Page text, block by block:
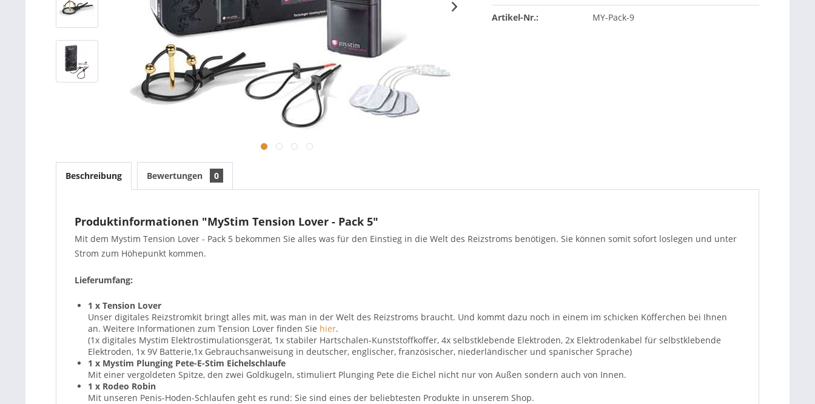
Artikel-Nr.: MY-Pack-9
Beschreibung Bewertungen 0
Produktinformationen "MyStim Tension Lover - Pack 5"
Mit dem Mystim Tension Lover - Pack 5 bekommen Sie alles was für den Einstieg in die Welt des Reizstroms benötigen. Sie können somit sofort loslegen und unter
Strom zum Höhepunkt kommen.
Lieferumfang:
1 x Tension Lover
Unser digitales Reizstromkit bringt alles mit, was man in der Welt des Reizstroms braucht. Und kommt dazu noch in einem im schicken Köfferchen bei Ihnen
an. Weitere Informationen zum Tension Lover finden Sie hier.
(1x digitales Mystim Elektrostimulationsgerät, 1x stabiler Hartschalen-Kunststoffkoffer, 4x selbstklebende Elektroden, 2x Elektrodenkabel für selbstklebende
Elektroden, 1x 9V Batterie,1x Gebrauchsanweisung in deutscher, englischer, französischer, niederländischer und spanischer Sprache)
1 x Mystim Plunging Pete-E-Stim Eichelschlaufe
Mit einer vergoldeten Spitze, den zwei Goldkugeln, stimuliert Plunging Pete die Eichel nicht nur von Außen sondern auch von Innen.
1 x Rodeo Robin
Mit unseren Penis-Hoden-Schlaufen geht es rund: Sie sind eines der beliebtesten Produkte in unserem Shop.